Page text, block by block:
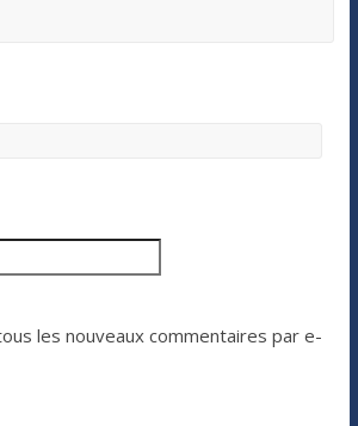
les nouveaux commentaires par e-